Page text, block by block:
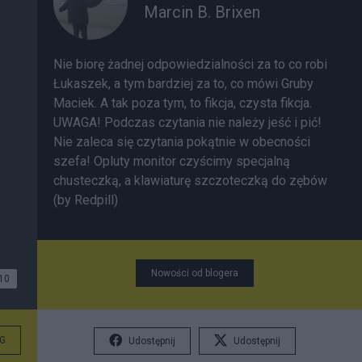
10
Marcin B. Brixen
Nie biorę żadnej odpowiedzialności za to co robi
Łukaszek, a tym bardziej za to, co mówi Gruby
Maciek. A tak poza tym, to fikcja, czysta fikcja.
UWAGA! Podczas czytania nie należy jeść i pić!
Nie zaleca się czytania pokątnie w obecności
szefa! Opluty monitor czyścimy specjalną
chusteczką, a klawiaturę szczoteczką do zębów
(by Redpill)
Nowości od blogera
Udostępnij Udostępnij